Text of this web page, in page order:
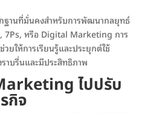
ฐานที่มั่นคงสำหรับการพัฒนากลยุทธ์
7Ps, หรือ Digital Marketing การ
ยให้การเรียนรู้และประยุกต์ใช้
าบรื่นและมีประสิทธิภาพ
ไปปรับ
กิจ